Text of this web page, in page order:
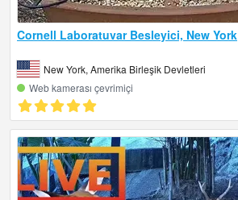
Cornell Laboratuvar Besleyici, New York
New York, Amerika Birleşik Devletleri
Web kamerası çevrimiçi